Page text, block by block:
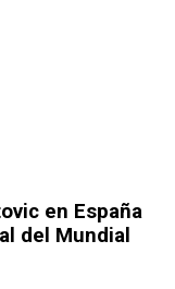
en España
del Mundial